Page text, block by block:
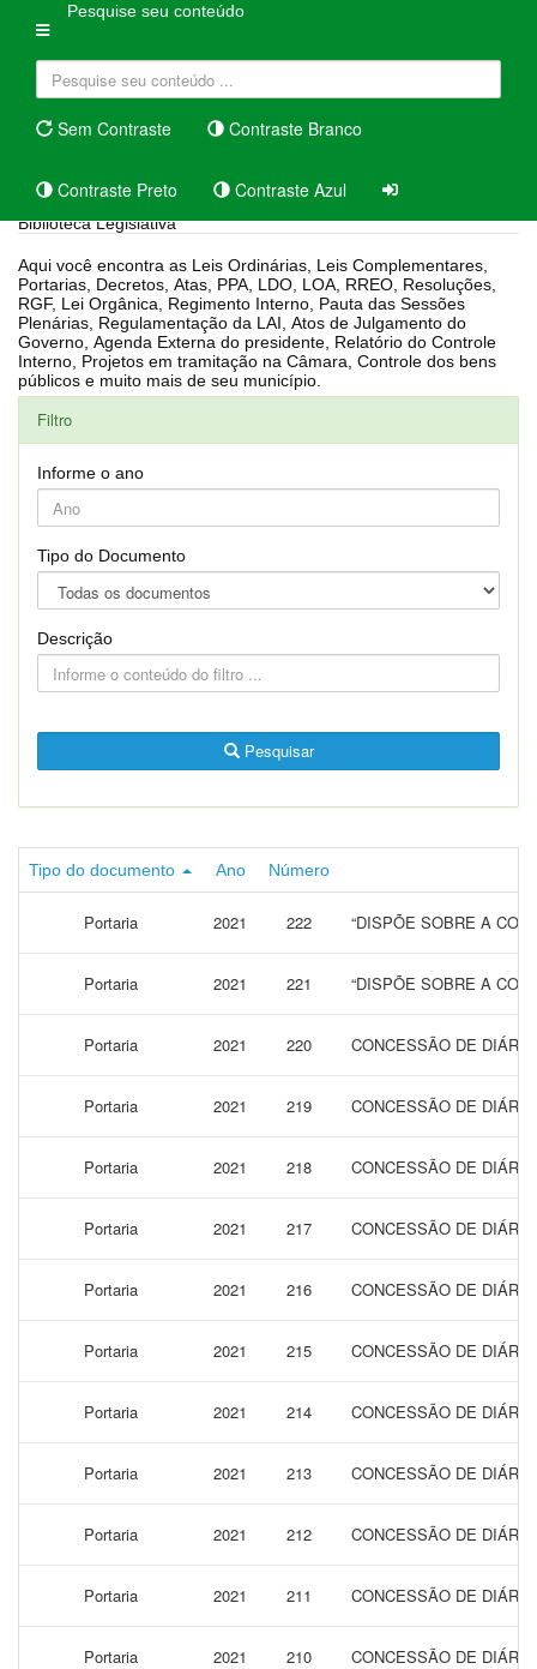
Pesquise seu conteúdo
Sem Contraste Contraste Branco
Contraste Preto Contraste Azul
Biblioteca Legislativa
Aqui você encontra as Leis Ordinárias, Leis Complementares,
Portarias, Decretos, Atas, PPA, LDO, LOA, RREO, Resoluções,
RGF, Lei Orgânica, Regimento Interno, Pauta das Sessões
Plenárias, Regulamentação da LAI, Atos de Julgamento do
Governo, Agenda Externa do presidente, Relatório do Controle
Interno, Projetos em tramitação na Câmara, Controle dos bens
públicos e muito mais de seu município.
Filtro
Informe o ano
Tipo do Documento
Descrição
Pesquisar
Tipo do documento Ano Número
Portaria 2021 222 “DISPÕE SOBRE A
Portaria 2021 221 “DISPÕE SOBRE A
Portaria 2021 220 CONCESSÃO DE
Portaria 2021 219 CONCESSÃO DE
Portaria 2021 218 CONCESSÃO DE
Portaria 2021 217 CONCESSÃO DE
Portaria 2021 216 CONCESSÃO DE
Portaria 2021 215 CONCESSÃO DE
Portaria 2021 214 CONCESSÃO DE
Portaria 2021 213 CONCESSÃO DE
Portaria 2021 212 CONCESSÃO DE
Portaria 2021 211 CONCESSÃO DE
Portaria 2021 210 CONCESSÃO DE